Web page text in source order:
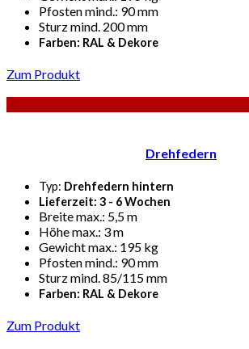
Pfosten mind.: 90 mm
Sturz mind. 200 mm
Farben: RAL & Dekore
Zum Produkt
Drehfedern
Typ: Drehfedern hintern
Lieferzeit: 3 - 6 Wochen
Breite max.: 5,5 m
Höhe max.: 3 m
Gewicht max.: 195 kg
Pfosten mind.: 90 mm
Sturz mind. 85/115 mm
Farben: RAL & Dekore
Zum Produkt